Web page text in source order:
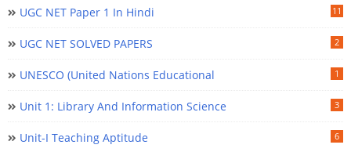
UGC NET Paper 1 In Hindi 11
UGC NET SOLVED PAPERS 2
UNESCO (United Nations Educational 1
Unit 1: Library And Information Science 3
Unit-I Teaching Aptitude 6